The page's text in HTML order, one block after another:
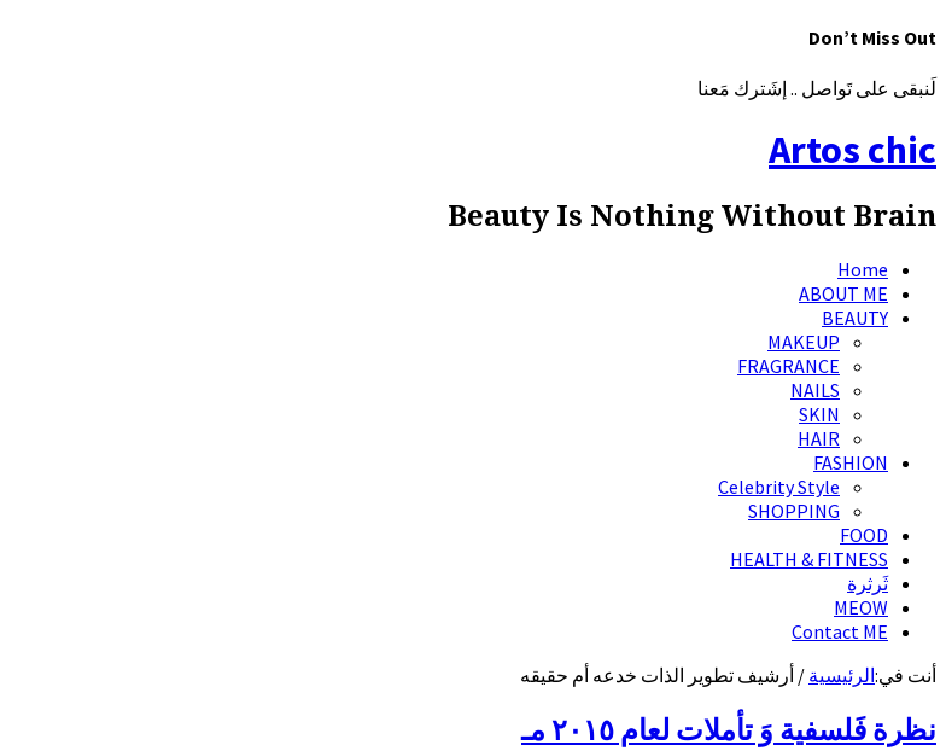
Don’t Miss Out
لَنبقى على تَواصل .. إشَترك مَعنا
Artos chic
Beauty Is Nothing Without Brain
Home
ABOUT ME
BEAUTY
MAKEUP
FRAGRANCE
NAILS
SKIN
HAIR
FASHION
Celebrity Style
SHOPPING
FOOD
HEALTH & FITNESS
ثَرثرة
MEOW
Contact ME
أنت في:الرئيسية / أرشيف تطوير الذات خدعه أم حقيقه
نظرة فَلسفية وَ تأملات لعام ٢٠١٥ مـ